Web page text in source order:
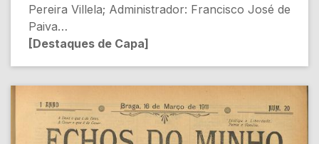
Pereira Villela; Administrador: Francisco José de
Paiva
[Destaques de Capa]
- Ainda a Pastoral Collectiva [Política Religiosa]